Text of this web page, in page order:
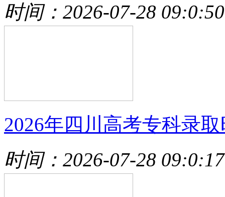
时间：2026-07-28 09:0:50
2026年四川高考专科录
时间：2026-07-28 09:0:17